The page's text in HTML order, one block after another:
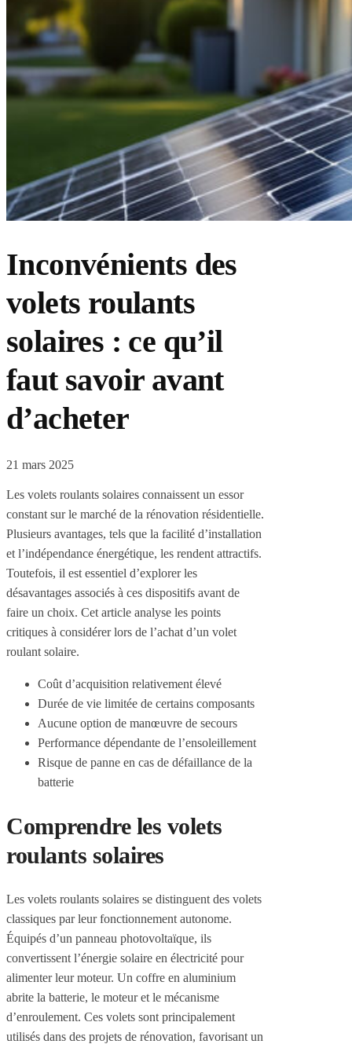
Inconvénients des
volets roulants
solaires : ce qu’il
faut savoir avant
d’acheter
21 mars 2025
Les volets roulants solaires connaissent un essor
constant sur le marché de la rénovation résidentielle.
Plusieurs avantages, tels que la facilité d’installation
et l’indépendance énergétique, les rendent attractifs.
Toutefois, il est essentiel d’explorer les
désavantages associés à ces dispositifs avant de
faire un choix. Cet article analyse les points
critiques à considérer lors de l’achat d’un volet
roulant solaire.
Coût d’acquisition relativement élevé
Durée de vie limitée de certains composants
Aucune option de manœuvre de secours
Performance dépendante de l’ensoleillement
Risque de panne en cas de défaillance de la
batterie
Comprendre les volets
roulants solaires
Les volets roulants solaires se distinguent des volets
classiques par leur fonctionnement autonome.
Équipés d’un panneau photovoltaïque, ils
convertissent l’énergie solaire en électricité pour
alimenter leur moteur. Un coffre en aluminium
abrite la batterie, le moteur et le mécanisme
d’enroulement. Ces volets sont principalement
utilisés dans des projets de rénovation, favorisant un